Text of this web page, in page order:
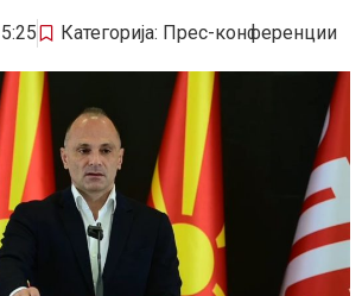
Категорија: Прес-конференции